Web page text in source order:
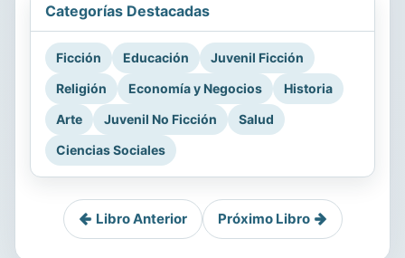
Categorías Destacadas
Ficción Educación
Juvenil Ficción
Religión
Economía y Negocios
Historia
Arte
Juvenil No Ficción
Salud
Ciencias Sociales
Libro Anterior Próximo Libro